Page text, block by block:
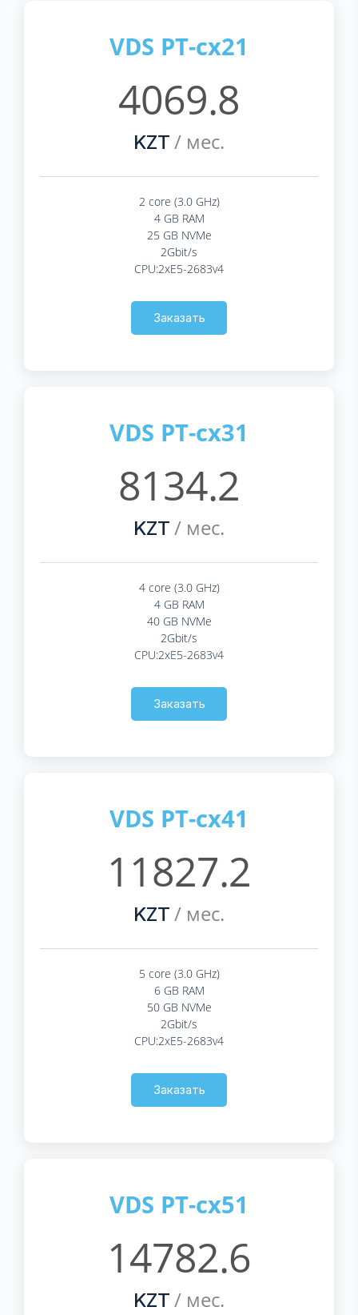
VDS PT-cx21
4069.8
KZT / мес.
2 core (3.0 GHz)
4 GB RAM
25 GB NVMe
2Gbit/s
CPU:2xE5-2683v4
Заказать
VDS PT-cx31
8134.2
KZT / мес.
4 core (3.0 GHz)
4 GB RAM
40 GB NVMe
2Gbit/s
CPU:2xE5-2683v4
Заказать
VDS PT-cx41
11827.2
KZT / мес.
5 core (3.0 GHz)
6 GB RAM
50 GB NVMe
2Gbit/s
CPU:2xE5-2683v4
Заказать
VDS PT-cx51
14782.6
KZT / мес.